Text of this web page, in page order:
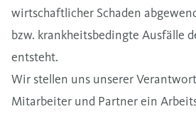
wirtschaftlicher Schaden
bzw. krankheitsbedingte Ausfälle
entsteht.
Wir stellen uns unserer
Mitarbeiter und Partner ein